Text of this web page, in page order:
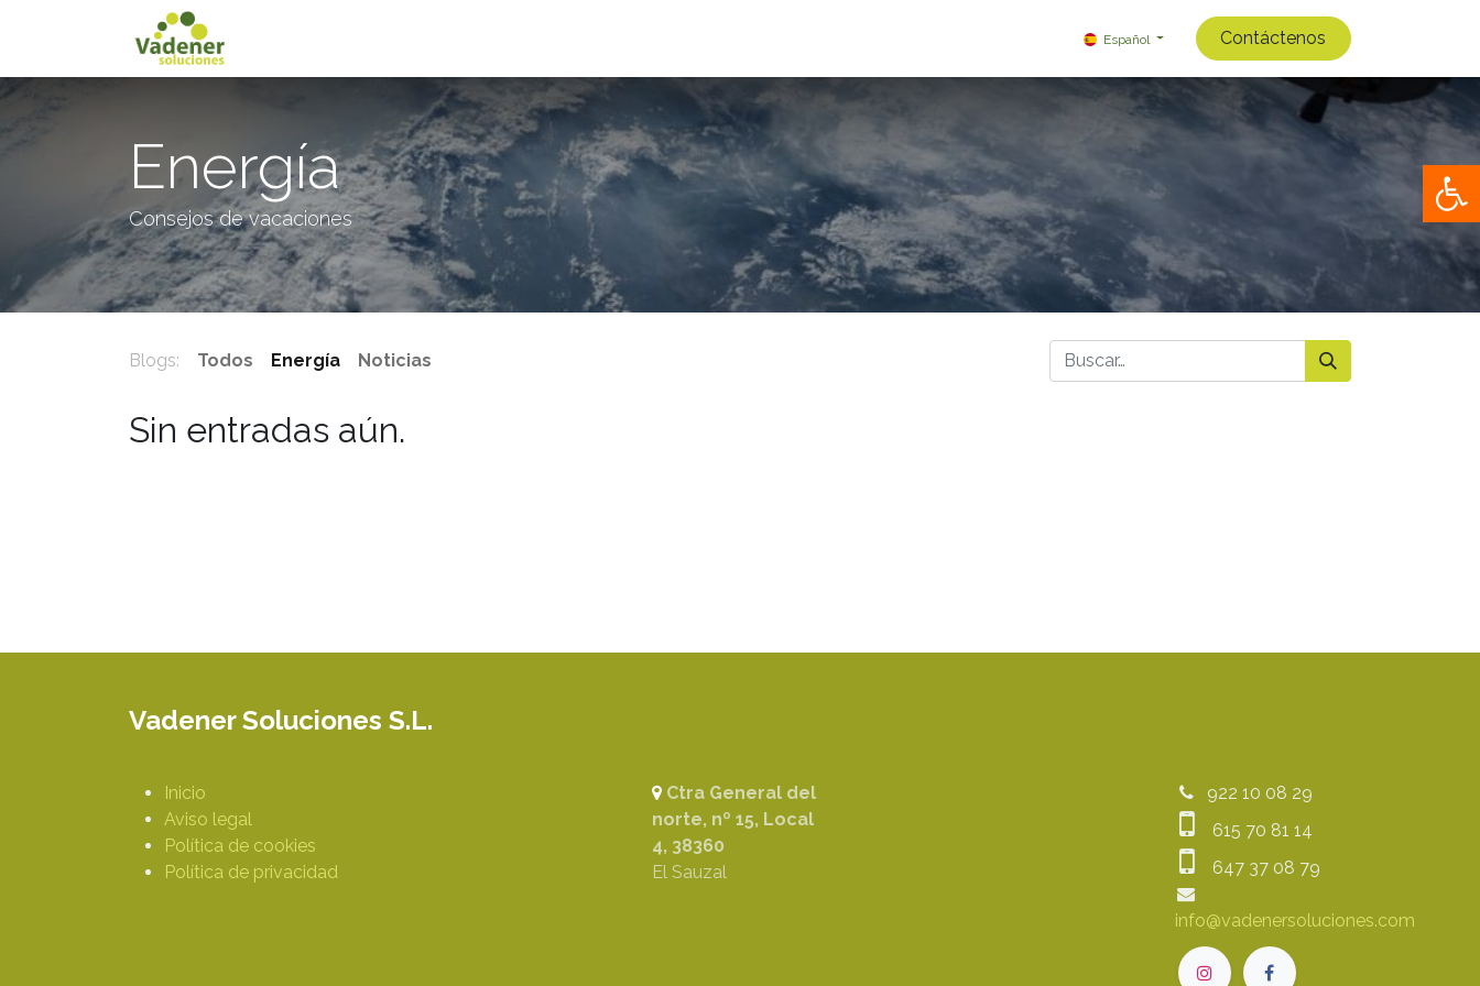
Español Contáctenos
Energía
Consejos de vacaciones
Blogs: Todos Energía Noticias
Sin entradas aún.
Vadener Soluciones S.L.
Inicio
Aviso legal
Política de cookies
Política de privacidad
Ctra General del
norte, nº 15, Local
4, 38360
El Sauzal
922 10 08 29
615 70 81 14
647 37 08 79
info@vadenersoluciones.com